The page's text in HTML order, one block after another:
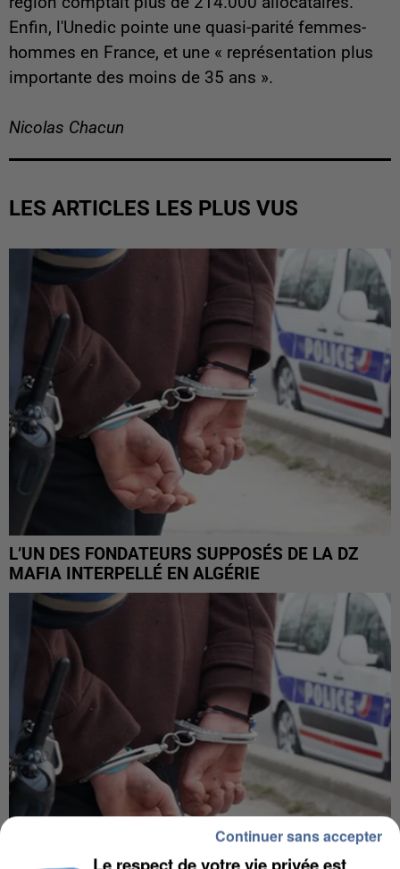
Enfin, l'Unedic pointe une quasi-parité femmes-
hommes en France, et une « représentation plus
importante des moins de 35 ans ».
Nicolas Chacun
LES ARTICLES LES PLUS VUS
L’UN DES FONDATEURS SUPPOSÉS DE LA DZ
MAFIA INTERPELLÉ EN ALGÉRIE
Le respect de votre vie privée est
Continuer sans accepter